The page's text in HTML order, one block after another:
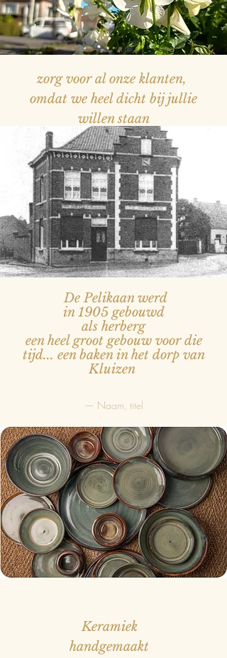
zorg voor al onze klanten,
omdat we heel dicht bij jullie
willen staan
— Naam, titel
De Pelikaan werd
in 1905 gebouwd
als herberg
een heel groot gebouw voor die
tijd... een baken in het dorp van
Kluizen
— Naam, titel
Keramiek
handgemaakt